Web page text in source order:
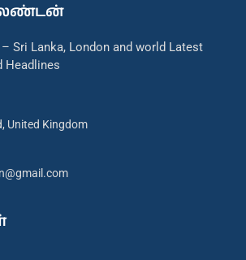
– Sri Lanka, London and world Latest
Headlines
United Kingdom